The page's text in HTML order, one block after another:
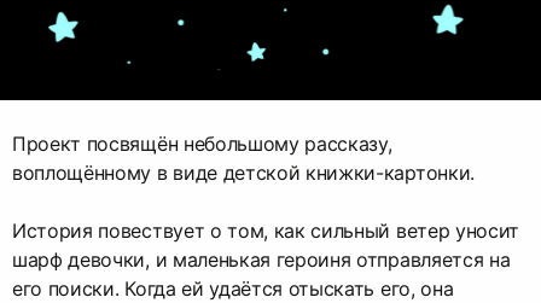
Проект посвящён небольшому рассказу,
воплощённому в виде детской книжки-картонки.
История повествует о том, как сильный ветер уносит
шарф девочки, и маленькая героиня отправляется на
его поиски. Когда ей удаётся отыскать его, она